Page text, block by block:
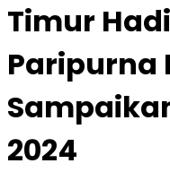
Timur
Paripurna
2024